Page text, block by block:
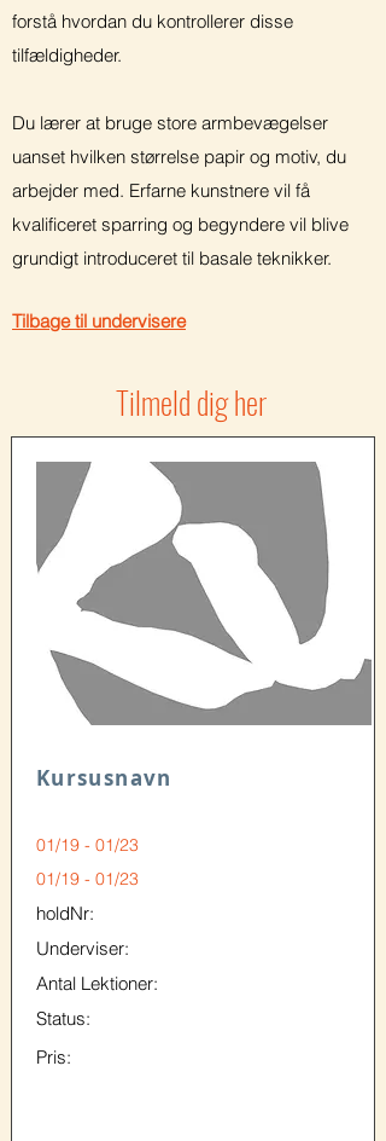
forstå hvordan du kontrollerer disse
tilfældigheder.
Du lærer at bruge store armbevægelser
uanset hvilken størrelse papir og motiv, du
arbejder med. Erfarne kunstnere vil få
kvalificeret sparring og begyndere vil blive
grundigt introduceret til basale teknikker.
Tilbage til undervisere
Tilmeld dig her
Kursusnavn
01/19 - 01/23
01/19 - 01/23
holdNr:
Underviser:
Antal Lektioner:
Status:
Pris: